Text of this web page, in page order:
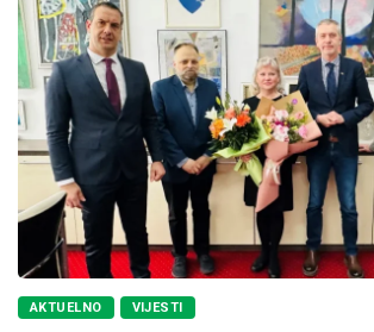
AKTUELNO VIJESTI